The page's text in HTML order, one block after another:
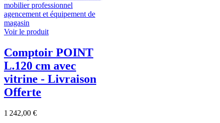
Voir le produit
Comptoir POINT
L.120 cm avec
vitrine - Livraison
Offerte
1 242,00 €